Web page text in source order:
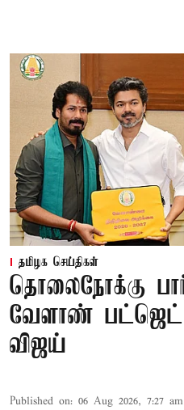
தமிழக செய்திகள்
தொலைநோக்கு
வேளாண் பட்ஜெட்:
விஜய்
Published on: 06 Aug 2026, 7:27 am